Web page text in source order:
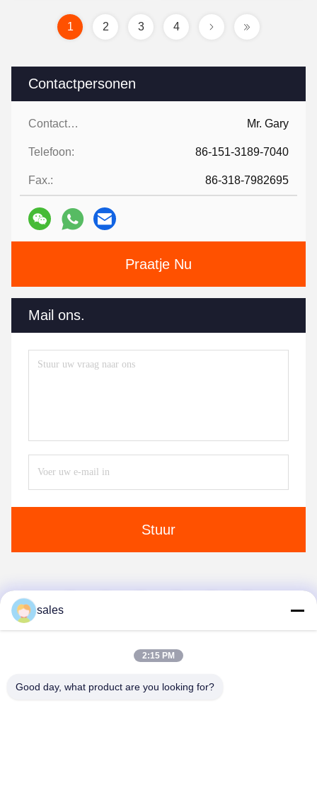
Contactpersonen
Contactpersonen: Mr. Gary
Telefoon: 86-151-3189-7040
Fax.: 86-318-7982695
Praatje Nu
Mail ons.
Stuur
1 2 3 4
sales
2:15 PM
Good day, what product are you looking for?